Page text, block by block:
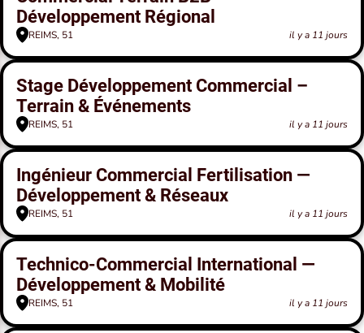
Développement Régional
REIMS, 51 il y a 11 jours
Stage Développement Commercial –
Terrain & Événements
REIMS, 51 il y a 11 jours
Ingénieur Commercial Fertilisation —
Développement & Réseaux
REIMS, 51 il y a 11 jours
Technico-Commercial International —
Développement & Mobilité
REIMS, 51 il y a 11 jours